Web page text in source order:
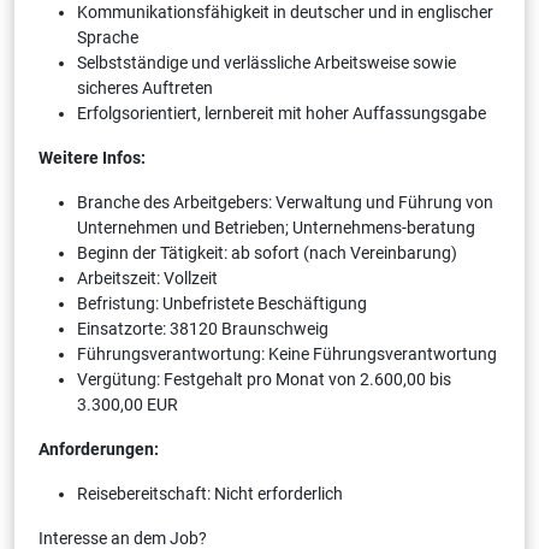
Kommunikationsfähigkeit in deutscher und in englischer
Sprache
Selbstständige und verlässliche Arbeitsweise sowie
sicheres Auftreten
Erfolgsorientiert, lernbereit mit hoher Auffassungsgabe
Weitere Infos:
Branche des Arbeitgebers: Verwaltung und Führung von
Unternehmen und Betrieben; Unternehmens-beratung
Beginn der Tätigkeit: ab sofort (nach Vereinbarung)
Arbeitszeit: Vollzeit
Befristung: Unbefristete Beschäftigung
Einsatzorte: 38120 Braunschweig
Führungsverantwortung: Keine Führungsverantwortung
Vergütung: Festgehalt pro Monat von 2.600,00 bis
3.300,00 EUR
Anforderungen:
Reisebereitschaft: Nicht erforderlich
Interesse an dem Job?